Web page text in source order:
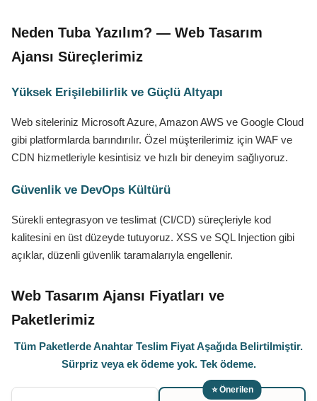
Neden Tuba Yazılım? — Web Tasarım
Ajansı Süreçlerimiz
Yüksek Erişilebilirlik ve Güçlü Altyapı
Web siteleriniz Microsoft Azure, Amazon AWS ve Google Cloud
gibi platformlarda barındırılır. Özel müşterilerimiz için WAF ve
CDN hizmetleriyle kesintisiz ve hızlı bir deneyim sağlıyoruz.
Güvenlik ve DevOps Kültürü
Sürekli entegrasyon ve teslimat (CI/CD) süreçleriyle kod
kalitesini en üst düzeyde tutuyoruz. XSS ve SQL Injection gibi
açıklar, düzenli güvenlik taramalarıyla engellenir.
Web Tasarım Ajansı Fiyatları ve
Paketlerimiz
Tüm Paketlerde Anahtar Teslim Fiyat Aşağıda Belirtilmiştir.
Sürpriz veya ek ödeme yok. Tek ödeme.
⭐ Önerilen